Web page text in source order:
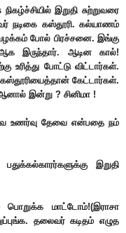
இறுதி சுற்றுவரை
நடிகை கஸ்தூரி. கல்யாணம்
போல் பிரச்சனை. இங்கு
ஆக இருந்தார். ஆடின கால்!
உரித்து போட்டு விட்டார்கள்.
கேட்டார்கள்.
ஆனால் இன்று ? சினிமா !
உணர்வு தேவை என்பதை நம்
இறுதி
மாட்டோம்!(இராசா
தலைவர் கடிதம் எழுத